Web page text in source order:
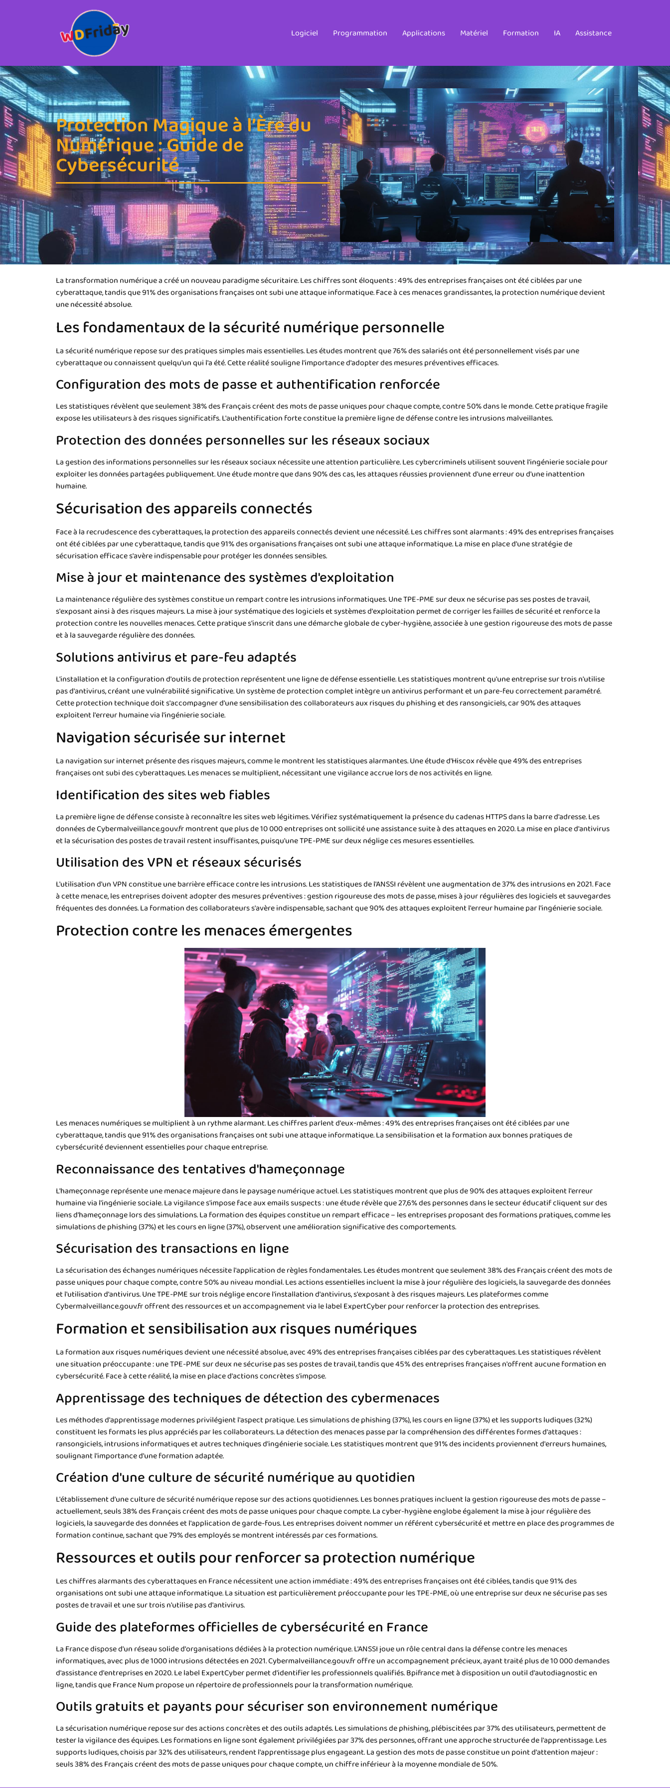
Logiciel Programmation Applications Matériel Formation IA Assistance
Protection Magique à l’Ère du
Numérique : Guide de
Cybersécurité
La transformation numérique a créé un nouveau paradigme sécuritaire. Les chiffres sont éloquents : 49% des entreprises françaises ont été ciblées par une
cyberattaque, tandis que 91% des organisations françaises ont subi une attaque informatique. Face à ces menaces grandissantes, la protection numérique devient
une nécessité absolue.
Les fondamentaux de la sécurité numérique personnelle
La sécurité numérique repose sur des pratiques simples mais essentielles. Les études montrent que 76% des salariés ont été personnellement visés par une
cyberattaque ou connaissent quelqu'un qui l'a été. Cette réalité souligne l'importance d'adopter des mesures préventives efficaces.
Configuration des mots de passe et authentification renforcée
Les statistiques révèlent que seulement 38% des Français créent des mots de passe uniques pour chaque compte, contre 50% dans le monde. Cette pratique fragile
expose les utilisateurs à des risques significatifs. L'authentification forte constitue la première ligne de défense contre les intrusions malveillantes.
Protection des données personnelles sur les réseaux sociaux
La gestion des informations personnelles sur les réseaux sociaux nécessite une attention particulière. Les cybercriminels utilisent souvent l'ingénierie sociale pour
exploiter les données partagées publiquement. Une étude montre que dans 90% des cas, les attaques réussies proviennent d'une erreur ou d'une inattention
humaine.
Sécurisation des appareils connectés
Face à la recrudescence des cyberattaques, la protection des appareils connectés devient une nécessité. Les chiffres sont alarmants : 49% des entreprises françaises
ont été ciblées par une cyberattaque, tandis que 91% des organisations françaises ont subi une attaque informatique. La mise en place d'une stratégie de
sécurisation efficace s'avère indispensable pour protéger les données sensibles.
Mise à jour et maintenance des systèmes d'exploitation
La maintenance régulière des systèmes constitue un rempart contre les intrusions informatiques. Une TPE-PME sur deux ne sécurise pas ses postes de travail,
s'exposant ainsi à des risques majeurs. La mise à jour systématique des logiciels et systèmes d'exploitation permet de corriger les failles de sécurité et renforce la
protection contre les nouvelles menaces. Cette pratique s'inscrit dans une démarche globale de cyber-hygiène, associée à une gestion rigoureuse des mots de passe
et à la sauvegarde régulière des données.
Solutions antivirus et pare-feu adaptés
L'installation et la configuration d'outils de protection représentent une ligne de défense essentielle. Les statistiques montrent qu'une entreprise sur trois n'utilise
pas d'antivirus, créant une vulnérabilité significative. Un système de protection complet intègre un antivirus performant et un pare-feu correctement paramétré.
Cette protection technique doit s'accompagner d'une sensibilisation des collaborateurs aux risques du phishing et des ransongiciels, car 90% des attaques
exploitent l'erreur humaine via l'ingénierie sociale.
Navigation sécurisée sur internet
La navigation sur internet présente des risques majeurs, comme le montrent les statistiques alarmantes. Une étude d'Hiscox révèle que 49% des entreprises
françaises ont subi des cyberattaques. Les menaces se multiplient, nécessitant une vigilance accrue lors de nos activités en ligne.
Identification des sites web fiables
La première ligne de défense consiste à reconnaître les sites web légitimes. Vérifiez systématiquement la présence du cadenas HTTPS dans la barre d'adresse. Les
données de Cybermalveillance.gouv.fr montrent que plus de 10 000 entreprises ont sollicité une assistance suite à des attaques en 2020. La mise en place d'antivirus
et la sécurisation des postes de travail restent insuffisantes, puisqu'une TPE-PME sur deux néglige ces mesures essentielles.
Utilisation des VPN et réseaux sécurisés
L'utilisation d'un VPN constitue une barrière efficace contre les intrusions. Les statistiques de l'ANSSI révèlent une augmentation de 37% des intrusions en 2021. Face
à cette menace, les entreprises doivent adopter des mesures préventives : gestion rigoureuse des mots de passe, mises à jour régulières des logiciels et sauvegardes
fréquentes des données. La formation des collaborateurs s'avère indispensable, sachant que 90% des attaques exploitent l'erreur humaine par l'ingénierie sociale.
Protection contre les menaces émergentes
Les menaces numériques se multiplient à un rythme alarmant. Les chiffres parlent d'eux-mêmes : 49% des entreprises françaises ont été ciblées par une
cyberattaque, tandis que 91% des organisations françaises ont subi une attaque informatique. La sensibilisation et la formation aux bonnes pratiques de
cybersécurité deviennent essentielles pour chaque entreprise.
Reconnaissance des tentatives d'hameçonnage
L'hameçonnage représente une menace majeure dans le paysage numérique actuel. Les statistiques montrent que plus de 90% des attaques exploitent l'erreur
humaine via l'ingénierie sociale. La vigilance s'impose face aux emails suspects : une étude révèle que 27,6% des personnes dans le secteur éducatif cliquent sur des
liens d'hameçonnage lors des simulations. La formation des équipes constitue un rempart efficace – les entreprises proposant des formations pratiques, comme les
simulations de phishing (37%) et les cours en ligne (37%), observent une amélioration significative des comportements.
Sécurisation des transactions en ligne
La sécurisation des échanges numériques nécessite l'application de règles fondamentales. Les études montrent que seulement 38% des Français créent des mots de
passe uniques pour chaque compte, contre 50% au niveau mondial. Les actions essentielles incluent la mise à jour régulière des logiciels, la sauvegarde des données
et l'utilisation d'antivirus. Une TPE-PME sur trois néglige encore l'installation d'antivirus, s'exposant à des risques majeurs. Les plateformes comme
Cybermalveillance.gouv.fr offrent des ressources et un accompagnement via le label ExpertCyber pour renforcer la protection des entreprises.
Formation et sensibilisation aux risques numériques
La formation aux risques numériques devient une nécessité absolue, avec 49% des entreprises françaises ciblées par des cyberattaques. Les statistiques révèlent
une situation préoccupante : une TPE-PME sur deux ne sécurise pas ses postes de travail, tandis que 45% des entreprises françaises n'offrent aucune formation en
cybersécurité. Face à cette réalité, la mise en place d'actions concrètes s'impose.
Apprentissage des techniques de détection des cybermenaces
Les méthodes d'apprentissage modernes privilégient l'aspect pratique. Les simulations de phishing (37%), les cours en ligne (37%) et les supports ludiques (32%)
constituent les formats les plus appréciés par les collaborateurs. La détection des menaces passe par la compréhension des différentes formes d'attaques :
ransongiciels, intrusions informatiques et autres techniques d'ingénierie sociale. Les statistiques montrent que 91% des incidents proviennent d'erreurs humaines,
soulignant l'importance d'une formation adaptée.
Création d'une culture de sécurité numérique au quotidien
L'établissement d'une culture de sécurité numérique repose sur des actions quotidiennes. Les bonnes pratiques incluent la gestion rigoureuse des mots de passe –
actuellement, seuls 38% des Français créent des mots de passe uniques pour chaque compte. La cyber-hygiène englobe également la mise à jour régulière des
logiciels, la sauvegarde des données et l'application de garde-fous. Les entreprises doivent nommer un référent cybersécurité et mettre en place des programmes de
formation continue, sachant que 79% des employés se montrent intéressés par ces formations.
Ressources et outils pour renforcer sa protection numérique
Les chiffres alarmants des cyberattaques en France nécessitent une action immédiate : 49% des entreprises françaises ont été ciblées, tandis que 91% des
organisations ont subi une attaque informatique. La situation est particulièrement préoccupante pour les TPE-PME, où une entreprise sur deux ne sécurise pas ses
postes de travail et une sur trois n'utilise pas d'antivirus.
Guide des plateformes officielles de cybersécurité en France
La France dispose d'un réseau solide d'organisations dédiées à la protection numérique. L'ANSSI joue un rôle central dans la défense contre les menaces
informatiques, avec plus de 1000 intrusions détectées en 2021. Cybermalveillance.gouv.fr offre un accompagnement précieux, ayant traité plus de 10 000 demandes
d'assistance d'entreprises en 2020. Le label ExpertCyber permet d'identifier les professionnels qualifiés. Bpifrance met à disposition un outil d'autodiagnostic en
ligne, tandis que France Num propose un répertoire de professionnels pour la transformation numérique.
Outils gratuits et payants pour sécuriser son environnement numérique
La sécurisation numérique repose sur des actions concrètes et des outils adaptés. Les simulations de phishing, plébiscitées par 37% des utilisateurs, permettent de
tester la vigilance des équipes. Les formations en ligne sont également privilégiées par 37% des personnes, offrant une approche structurée de l'apprentissage. Les
supports ludiques, choisis par 32% des utilisateurs, rendent l'apprentissage plus engageant. La gestion des mots de passe constitue un point d'attention majeur :
seuls 38% des Français créent des mots de passe uniques pour chaque compte, un chiffre inférieur à la moyenne mondiale de 50%.